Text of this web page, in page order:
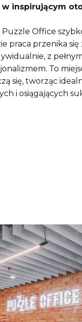
inspirującym
Puzzle Office
praca przenika się
z
To
się, tworząc
i osiągających